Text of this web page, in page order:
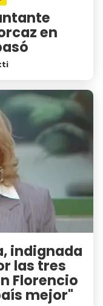
en
indignada
las tres
Florencio
mejor"